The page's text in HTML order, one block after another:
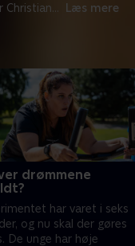
Christian... Læs mere
drømmene
har varet i seks
og nu skal der gøres
De unge har høje